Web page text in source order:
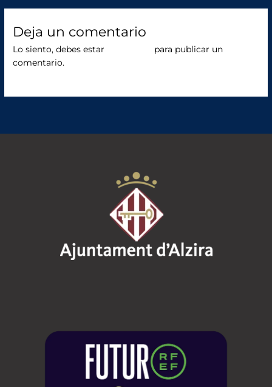
b
o
r
Deja un comentario
Lo siento, debes estar
para publicar un
comentario.